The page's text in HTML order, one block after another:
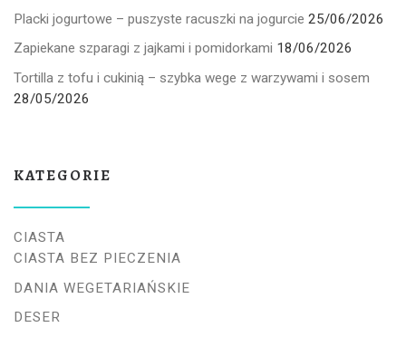
Placki jogurtowe – puszyste racuszki na jogurcie 25/06/2026
Zapiekane szparagi z jajkami i pomidorkami 18/06/2026
Tortilla z tofu i cukinią – szybka wege z warzywami i sosem
28/05/2026
KATEGORIE
CIASTA
CIASTA BEZ PIECZENIA
DANIA WEGETARIAŃSKIE
DESER